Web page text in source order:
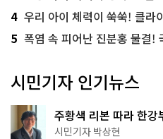
4 우리 아이 체력이 쑥쑥! 클라
5 폭염 속 피어난 진분홍 물결!
시민기자 인기뉴스
주황색 리본 따라 한
서울둘레길 15코스
시민기자 박상현